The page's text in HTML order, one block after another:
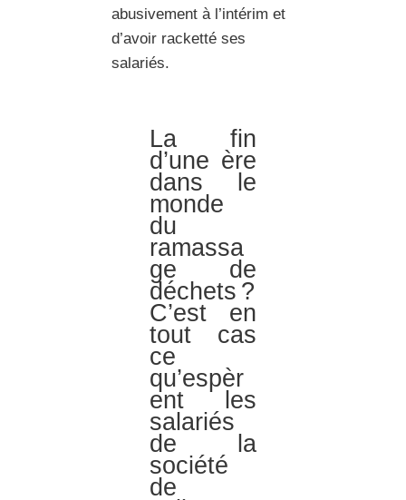
abusivement à l’intérim et
d’avoir racketté ses
salariés.
La fin
d’une ère
dans le
monde
du
ramassa
ge de
déchets ?
C’est en
tout cas
ce
qu’espèr
ent les
salariés
de la
société
de